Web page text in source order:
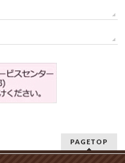
PAGETOP